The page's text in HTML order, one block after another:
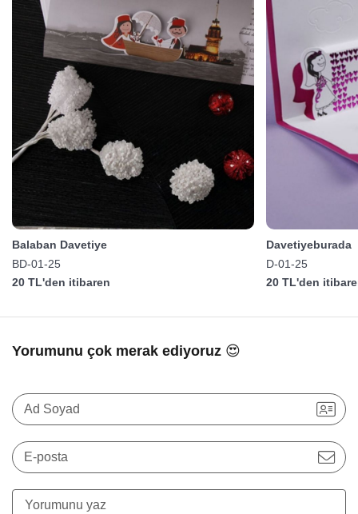
Balaban Davetiye
BD-01-25
20 TL'den itibaren
Davetiyeburada
D-01-25
20 TL'den
Yorumunu çok merak ediyoruz 😍
Ad Soyad
E-posta